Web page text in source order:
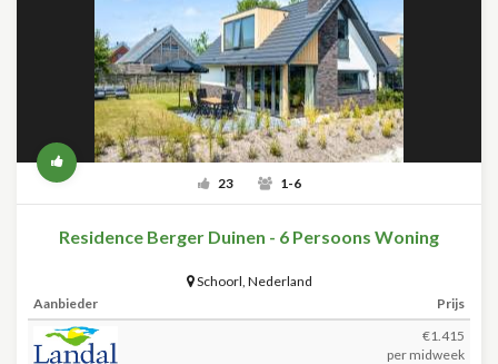
23 1-6
Residence Berger Duinen - 6 Persoons Woning
Schoorl, Nederland
Aanbieder
Prijs
€1.415
per midweek